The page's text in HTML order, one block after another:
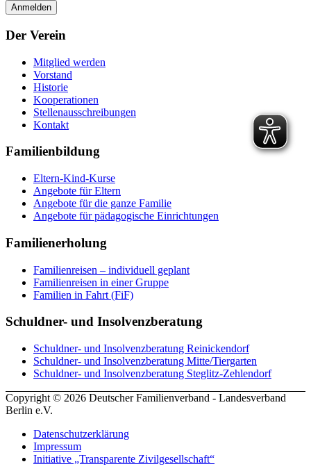
Der Verein
Mitglied werden
Vorstand
Historie
Kooperationen
Stellenausschreibungen
Kontakt
Familienbildung
Eltern-Kind-Kurse
Angebote für Eltern
Angebote für die ganze Familie
Angebote für pädagogische Einrichtungen
Familienerholung
Familienreisen – individuell geplant
Familienreisen in einer Gruppe
Familien in Fahrt (FiF)
Schuldner- und Insolvenzberatung
Schuldner- und Insolvenzberatung Reinickendorf
Schuldner- und Insolvenzberatung Mitte/Tiergarten
Schuldner- und Insolvenzberatung Steglitz-Zehlendorf
Copyright © 2026 Deutscher Familienverband - Landesverband
Berlin e.V.
Datenschutzerklärung
Impressum
Initiative „Transparente Zivilgesellschaft“